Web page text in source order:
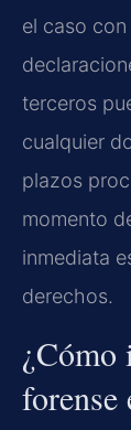
el caso
terceros
cualquier
plazos
momento
inmediata
derechos.
¿Cómo
forense